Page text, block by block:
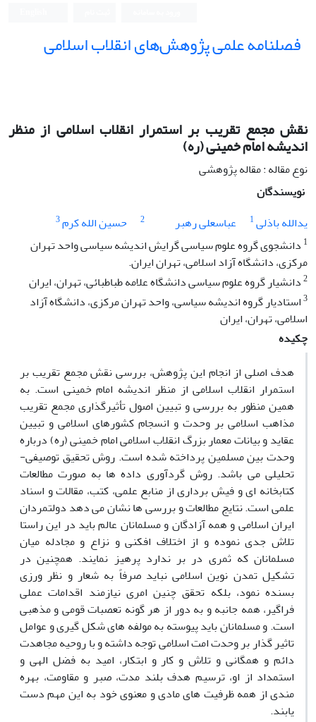
فصلنامه علمی پژوهش‌های انقلاب اسلامی
نقش مجمع تقریب بر استمرار انقلاب اسلامی از منظر
اندیشه امام خمینی (ره)
نوع مقاله : مقاله پژوهشی
نویسندگان
یدالله باذلی1 عباسعلی رهبر 2 حسین الله کرم3
1 دانشجوی گروه علوم سیاسی گرایش اندیشه سیاسی واحد تهران
مرکزی، دانشگاه آزاد اسلامی، تهران ایران.
2دانشیار گروه علوم سیاسی دانشگاه علامه طباطبائی، تهران، ایران
3استادیار گروه اندیشه سیاسی، واحد تهران مرکزی، دانشگاه آزاد
اسلامی، تهران، ایران
چکیده
هدف اصلی از انجام این پژوهش، بررسی نقش مجمع تقریب بر
استمرار انقلاب اسلامی از منظر اندیشه امام خمینی است. به
همین منظور به بررسی و تبیین اصول تأثیرگذاری مجمع تقریب
مذاهب اسلامی بر وحدت و انسجام کشورهای اسلامی و تبیین
عقاید و بیانات معمار بزرگ انقلاب اسلامی امام خمینی (ره) درباره
وحدت بین مسلمین پرداخته شده است. روش تحقیق توصیفی-
تحلیلی می باشد. روش گردآوری داده ها به صورت مطالعات
کتابخانه ای و فیش برداری از منابع علمی، کتب، مقالات و اسناد
علمی است. نتایج مطالعات و بررسی ها نشان می دهد دولتمردان
ایران اسلامی و همه آزادگان و مسلمانان عالم باید در این راستا
تلاش جدی نموده و از اختلاف افکنی و نزاع و مجادله میان
مسلمانان که ثمری در بر ندارد پرهیز نمایند. همچنین در
تشکیل تمدن نوین اسلامی نباید صرفاً به شعار و نظر ورزی
بسنده نمود، بلکه تحقق چنین امری نیازمند اقدامات عملی
فراگیر، همه جانبه و به دور از هر گونه تعصبات قومی و مذهبی
است. و مسلمانان باید پیوسته به مولفه های شکل گیری و عوامل
تاثیر گذار بر وحدت امت اسلامی توجه داشته و با روحیه مجاهدت
دائم و همگانی و تلاش و کار و ابتکار، امید به فضل الهی و
استمداد از او، ترسیم هدف بلند مدت، صبر و مقاومت، بهره
مندی از همه ظرفیت های مادی و معنوی خود به این مهم دست
یابند.